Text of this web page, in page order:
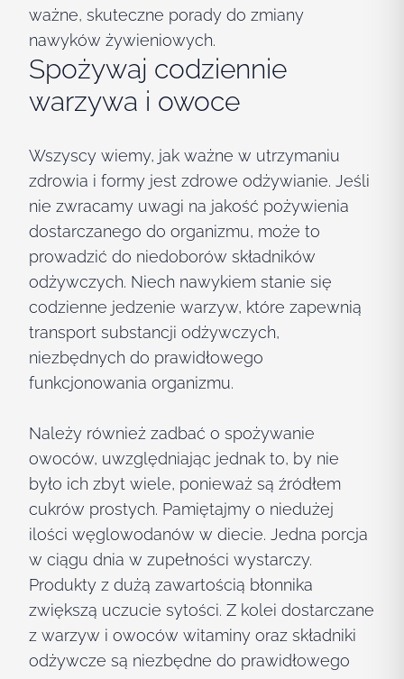
ważne, skuteczne porady do zmiany
nawyków żywieniowych.
Spożywaj codziennie
warzywa i owoce
Wszyscy wiemy, jak ważne w utrzymaniu
zdrowia i formy jest zdrowe odżywianie. Jeśli
nie zwracamy uwagi na jakość pożywienia
dostarczanego do organizmu, może to
prowadzić do niedoborów składników
odżywczych. Niech nawykiem stanie się
codzienne jedzenie warzyw, które zapewnią
transport substancji odżywczych,
niezbędnych do prawidłowego
funkcjonowania organizmu.
Należy również zadbać o spożywanie
owoców, uwzględniając jednak to, by nie
było ich zbyt wiele, ponieważ są źródłem
cukrów prostych. Pamiętajmy o niedużej
ilości węglowodanów w diecie. Jedna porcja
w ciągu dnia w zupełności wystarczy.
Produkty z dużą zawartością błonnika
zwiększą uczucie sytości. Z kolei dostarczane
z warzyw i owoców witaminy oraz składniki
odżywcze są niezbędne do prawidłowego